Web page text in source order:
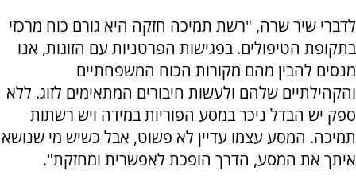
לדברי שיר שרה, "רשת תמיכה חזקה היא גורם כוח מרכזי
בתקופת הטיפולים. בפגישות הפרטניות עם הזוגות, אנו
מנסים להבין מהם מקורות הכוח המשפחתיים
והקהילתיים שלהם ולעשות חיבורים המתאימים לזוג. ללא
ספק יש הבדל ניכר במסע הפוריות במידה ויש רשתות
תמיכה. המסע עצמו עדיין לא פשוט, אבל כשיש מי שנושא
איתך את המסע, הדרך הופכת לאפשרית ומחזקת".